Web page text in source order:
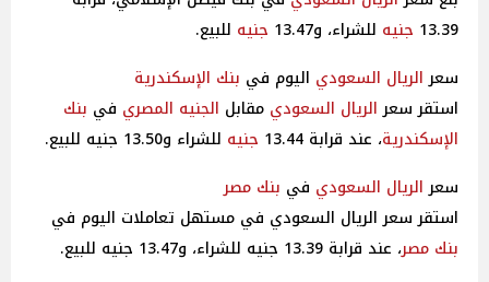
13.39 جنيه للشراء، و13.47 جنيه للبيع.
سعرالريال السعودي اليوم في بنك الإسكندرية
استقر سعرالريال السعودي مقابل الجنيه المصري في بنك
الإسكندرية، عند قرابة 13.44 جنيه للشراء و13.50 جنيه للبيع.
سعرالريال السعودي في بنك مصر
استقر سعر الريال السعودي في مستهل تعاملات اليوم في
بنك مصر، عند قرابة 13.39 جنيه للشراء، و13.47 جنيه للبيع.